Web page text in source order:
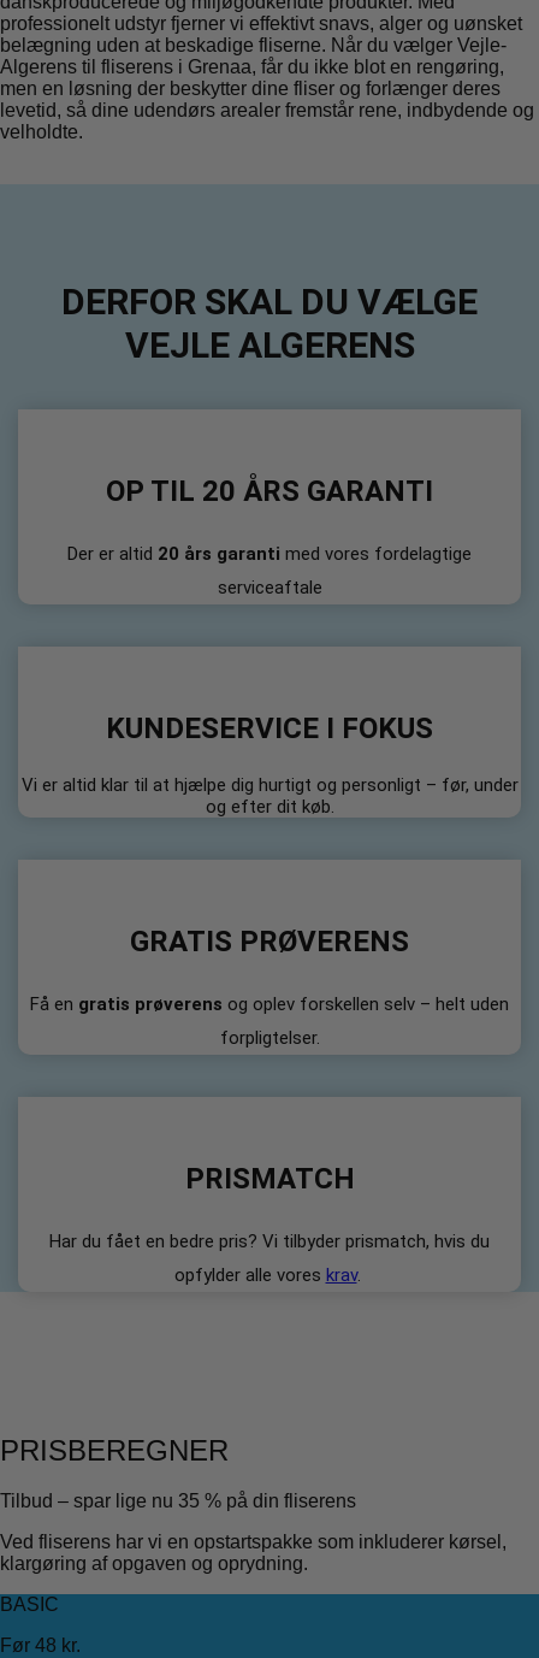
professionelt udstyr fjerner vi effektivt snavs, alger og uønsket
belægning uden at beskadige fliserne. Når du vælger Vejle-
Algerens til fliserens i Grenaa, får du ikke blot en rengøring,
men en løsning der beskytter dine fliser og forlænger deres
levetid, så dine udendørs arealer fremstår rene, indbydende og
velholdte.
DERFOR SKAL DU VÆLGE
VEJLE ALGERENS
OP TIL 20 ÅRS GARANTI
Der er altid 20 års garanti med vores fordelagtige
serviceaftale
KUNDESERVICE I FOKUS
Vi er altid klar til at hjælpe dig hurtigt og personligt – før, under
og efter dit køb.
GRATIS PRØVERENS
Få en gratis prøverens og oplev forskellen selv – helt uden
forpligtelser.
PRISMATCH
Har du fået en bedre pris? Vi tilbyder prismatch, hvis du
opfylder alle vores krav.
PRISBEREGNER
Tilbud – spar lige nu 35 % på din fliserens
Ved fliserens har vi en opstartspakke som inkluderer kørsel,
klargøring af opgaven og oprydning.
BASIC
Før 48 kr.